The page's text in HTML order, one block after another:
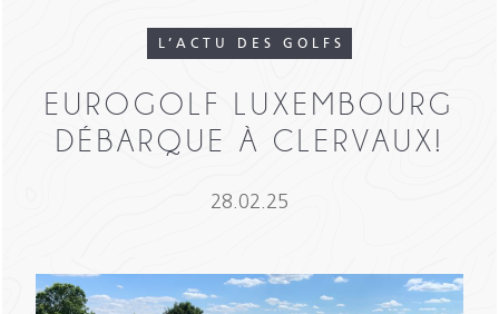
L’ACTU DES GOLFS
EUROGOLF LUXEMBOURG
DÉBARQUE À CLERVAUX!
28.02.25